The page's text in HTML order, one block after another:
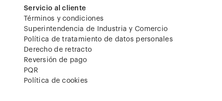
Servicio al cliente
Términos y condiciones
Superintendencia de Industria y Comercio
Política de tratamiento de datos personales
Derecho de retracto
Reversión de pago
PQR
Política de cookies